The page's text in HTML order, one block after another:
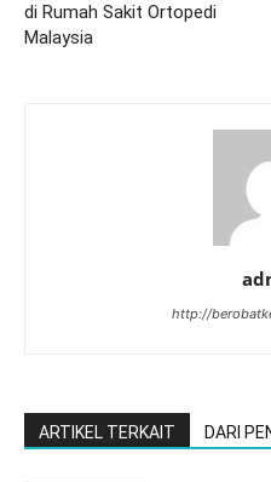
di Rumah Sakit Ortopedi
Malaysia
http://
ARTIKEL TERKAIT DARI